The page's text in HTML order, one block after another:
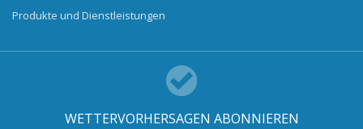
Produkte und Dienstleistungen
WETTERVORHERSAGEN ABONNIEREN